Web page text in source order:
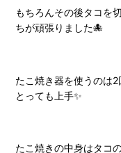
もちろんその後タコを
ちが頑張りました🐙
たこ焼き器を使うのは
とっても上手✨
たこ焼きの中身はタコ